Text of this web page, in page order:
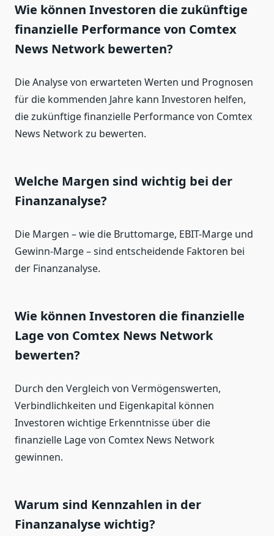
Wie können Investoren die zukünftige
finanzielle Performance von Comtex
News Network bewerten?
Die Analyse von erwarteten Werten und Prognosen
für die kommenden Jahre kann Investoren helfen,
die zukünftige finanzielle Performance von Comtex
News Network zu bewerten.
Welche Margen sind wichtig bei der
Finanzanalyse?
Die Margen – wie die Bruttomarge, EBIT-Marge und
Gewinn-Marge – sind entscheidende Faktoren bei
der Finanzanalyse.
Wie können Investoren die finanzielle
Lage von Comtex News Network
bewerten?
Durch den Vergleich von Vermögenswerten,
Verbindlichkeiten und Eigenkapital können
Investoren wichtige Erkenntnisse über die
finanzielle Lage von Comtex News Network
gewinnen.
Warum sind Kennzahlen in der
Finanzanalyse wichtig?